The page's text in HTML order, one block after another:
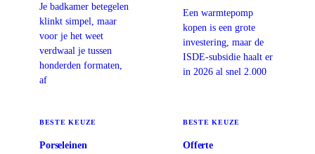
Je badkamer betegelen
klinkt simpel, maar
voor je het weet
verdwaal je tussen
honderden formaten,
af
BESTE KEUZE
Porseleinen
Een warmtepomp
kopen is een grote
investering, maar de
ISDE-subsidie haalt er
in 2026 al snel 2.000
BESTE KEUZE
Offerte